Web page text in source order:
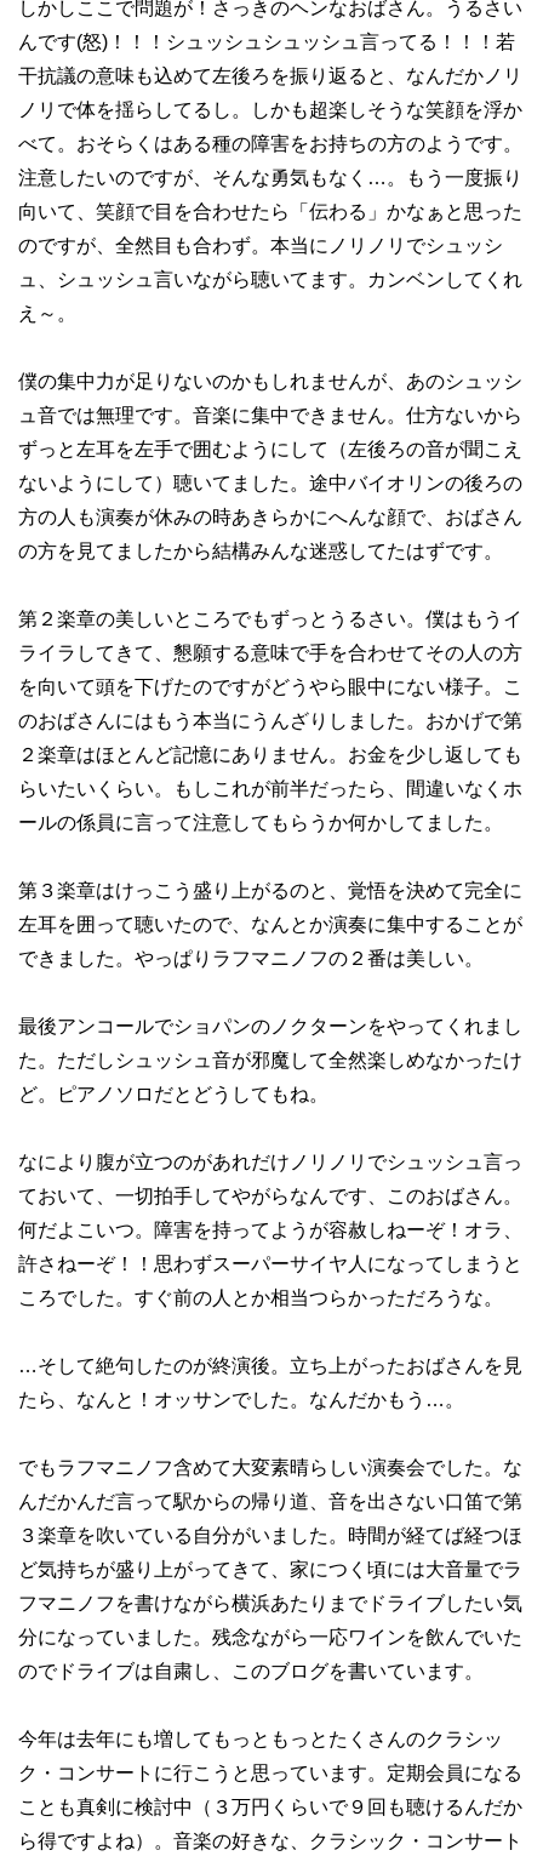
しかしここで問題が！さっきのヘンなおばさん。うるさい
んです(怒)！！！シュッシュシュッシュ言ってる！！！若
干抗議の意味も込めて左後ろを振り返ると、なんだかノリ
ノリで体を揺らしてるし。しかも超楽しそうな笑顔を浮か
べて。おそらくはある種の障害をお持ちの方のようです。
注意したいのですが、そんな勇気もなく…。もう一度振り
向いて、笑顔で目を合わせたら「伝わる」かなぁと思った
のですが、全然目も合わず。本当にノリノリでシュッシ
ュ、シュッシュ言いながら聴いてます。カンベンしてくれ
え～。
僕の集中力が足りないのかもしれませんが、あのシュッシ
ュ音では無理です。音楽に集中できません。仕方ないから
ずっと左耳を左手で囲むようにして（左後ろの音が聞こえ
ないようにして）聴いてました。途中バイオリンの後ろの
方の人も演奏が休みの時あきらかにへんな顔で、おばさん
の方を見てましたから結構みんな迷惑してたはずです。
第２楽章の美しいところでもずっとうるさい。僕はもうイ
ライラしてきて、懇願する意味で手を合わせてその人の方
を向いて頭を下げたのですがどうやら眼中にない様子。こ
のおばさんにはもう本当にうんざりしました。おかげで第
２楽章はほとんど記憶にありません。お金を少し返しても
らいたいくらい。もしこれが前半だったら、間違いなくホ
ールの係員に言って注意してもらうか何かしてました。
第３楽章はけっこう盛り上がるのと、覚悟を決めて完全に
左耳を囲って聴いたので、なんとか演奏に集中することが
できました。やっぱりラフマニノフの２番は美しい。
最後アンコールでショパンのノクターンをやってくれまし
た。ただしシュッシュ音が邪魔して全然楽しめなかったけ
ど。ピアノソロだとどうしてもね。
なにより腹が立つのがあれだけノリノリでシュッシュ言っ
ておいて、一切拍手してやがらなんです、このおばさん。
何だよこいつ。障害を持ってようが容赦しねーぞ！オラ、
許さねーぞ！！思わずスーパーサイヤ人になってしまうと
ころでした。すぐ前の人とか相当つらかっただろうな。
…そして絶句したのが終演後。立ち上がったおばさんを見
たら、なんと！オッサンでした。なんだかもう…。
でもラフマニノフ含めて大変素晴らしい演奏会でした。な
んだかんだ言って駅からの帰り道、音を出さない口笛で第
３楽章を吹いている自分がいました。時間が経てば経つほ
ど気持ちが盛り上がってきて、家につく頃には大音量でラ
フマニノフを書けながら横浜あたりまでドライブしたい気
分になっていました。残念ながら一応ワインを飲んでいた
のでドライブは自粛し、このブログを書いています。
今年は去年にも増してもっともっとたくさんのクラシッ
ク・コンサートに行こうと思っています。定期会員になる
ことも真剣に検討中（３万円くらいで９回も聴けるんだか
ら得ですよね）。音楽の好きな、クラシック・コンサート